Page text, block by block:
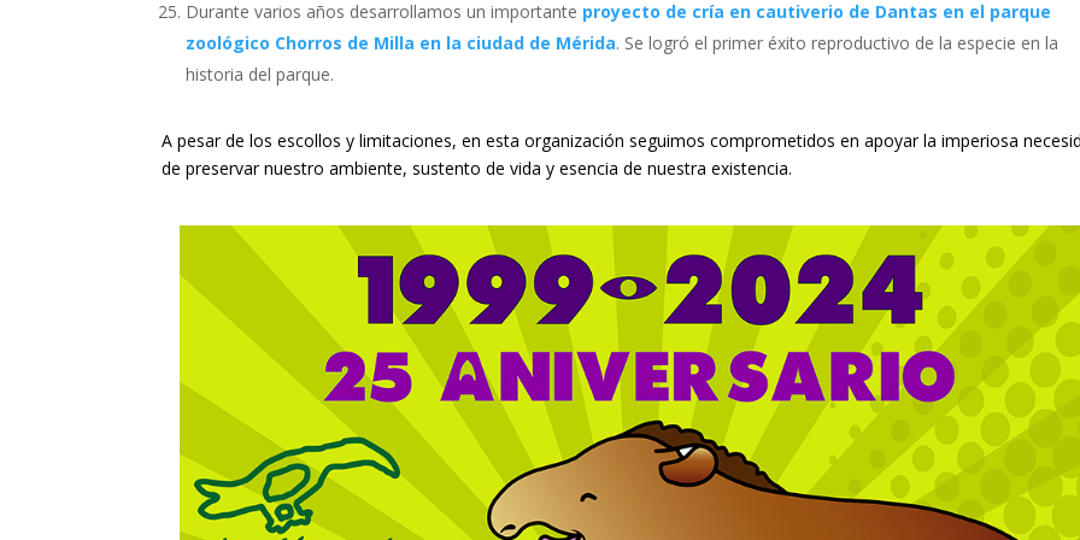
Durante varios años desarrollamos un importante proyecto de cría en cautiverio de Dantas en el parque
zoológico Chorros de Milla en la ciudad de Mérida. Se logró el primer éxito reproductivo de la especie en la
historia del parque.
A pesar de los escollos y limitaciones, en esta organización seguimos comprometidos en apoyar la imperiosa
de preservar nuestro ambiente, sustento de vida y esencia de nuestra existencia.